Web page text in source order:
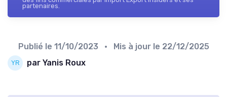
partenaires.
Publié le 11/10/2023 • Mis à jour le 22/12/2025
par Yanis Roux